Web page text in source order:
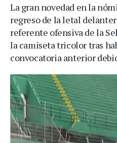
La gran novedad en la
regreso de la letal
referente ofensiva de la
la camiseta tricolor tras
convocatoria anterior